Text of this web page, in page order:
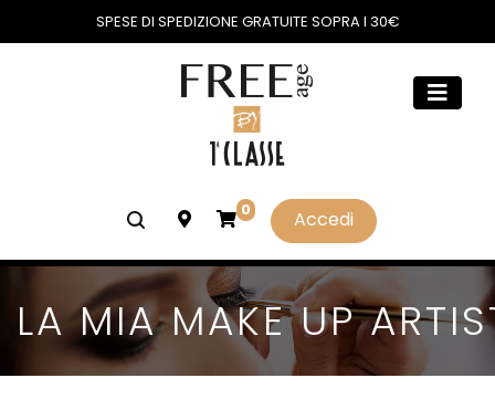
SPESE DI SPEDIZIONE GRATUITE SOPRA I 30€
0 Accedi
LA MIA MAKE UP